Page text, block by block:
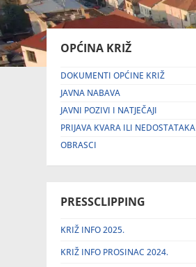
OPĆINA KRIŽ
DOKUMENTI OPĆINE KRIŽ
JAVNA NABAVA
JAVNI POZIVI I NATJEČAJI
PRIJAVA KVARA ILI NEDOSTATAKA
OBRASCI
PRESSCLIPPING
KRIŽ INFO 2025.
KRIŽ INFO PROSINAC 2024.